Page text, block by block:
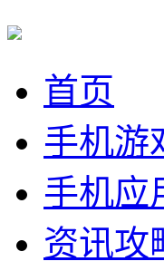
首页
手机游
手机应
资讯攻